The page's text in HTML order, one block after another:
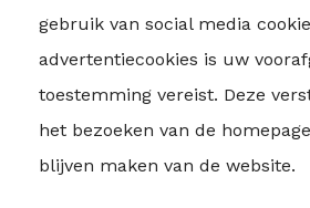
gebruik van social media
advertentiecookies is uw
toestemming vereist. Deze
het bezoeken van de
blijven maken van de website.